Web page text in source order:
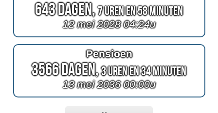
643 Dagen,7 Uren en 58 Minuten
12 mei 2028 04:24u
Pensioen
3566 Dagen,3 Uren en 34 Minuten
13 mei 2036 00:00u